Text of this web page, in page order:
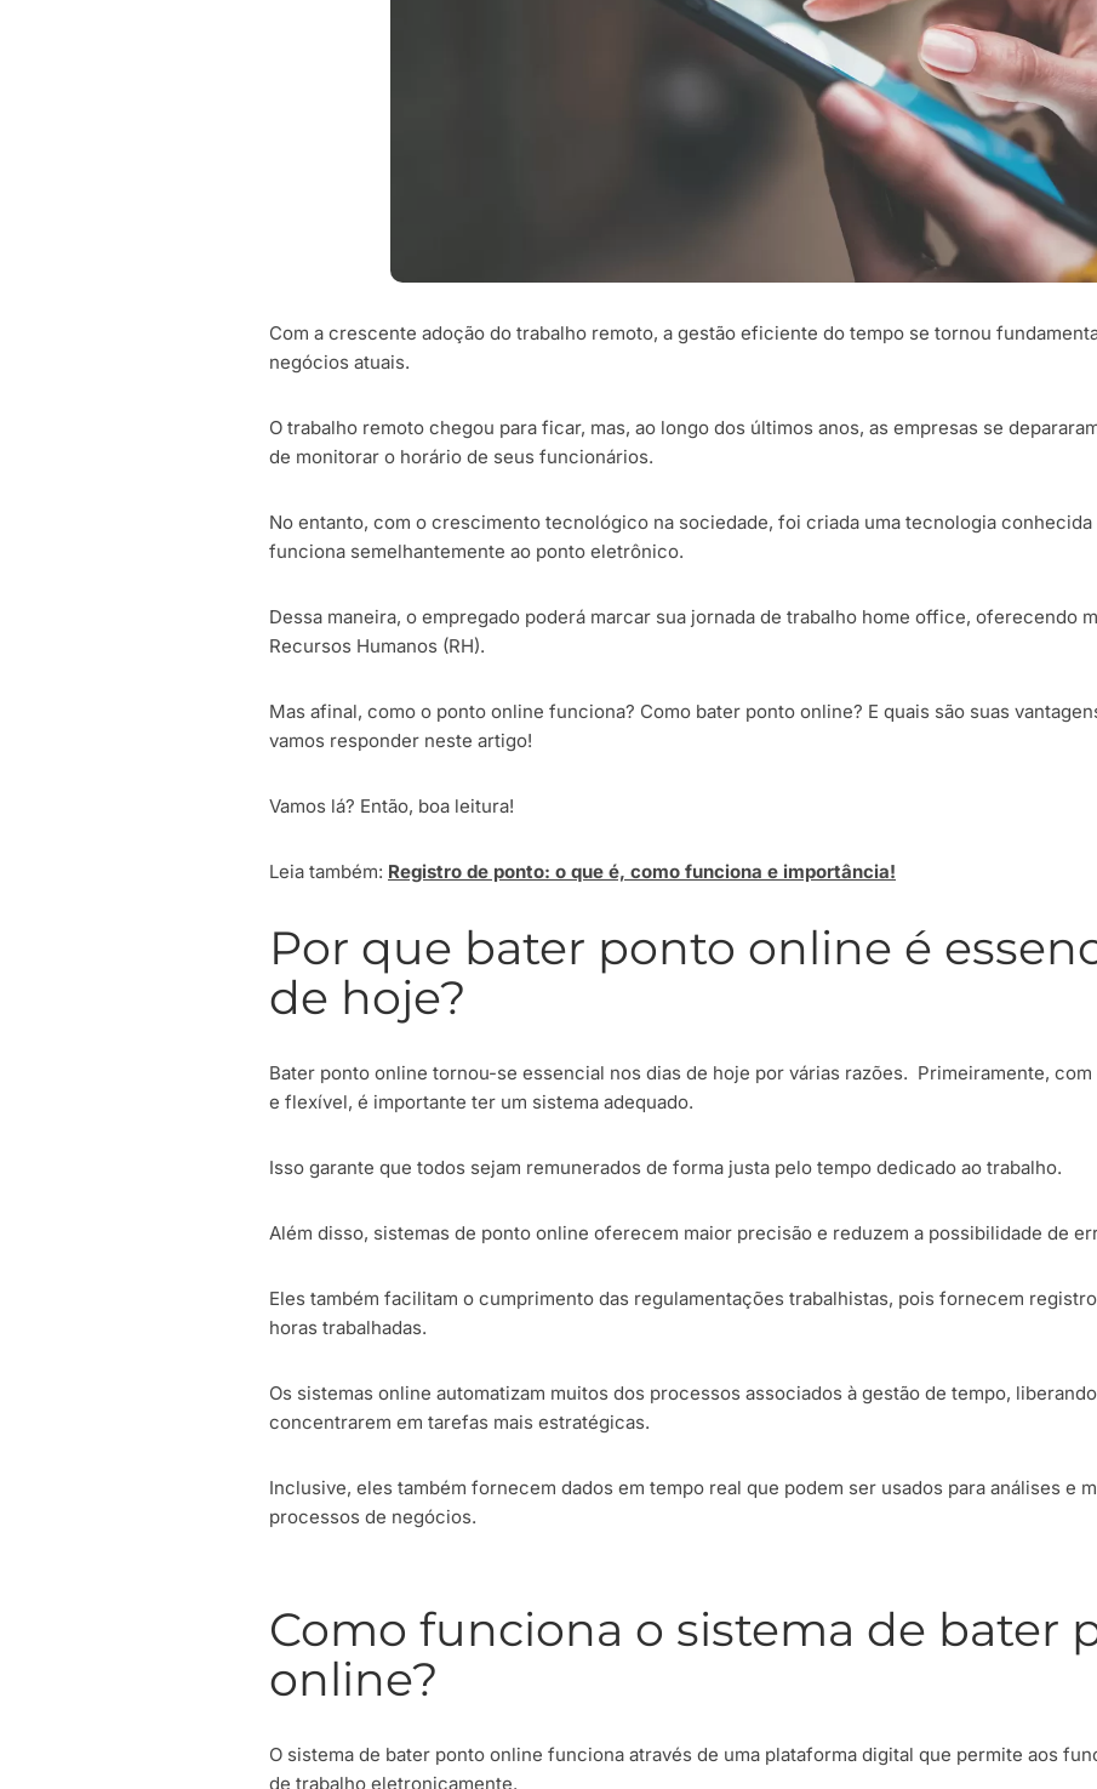
Com a crescente adoção do trabalho remoto, a gestão eficiente do tempo se tornou
negócios atuais.
O trabalho remoto chegou para ficar, mas, ao longo dos últimos anos, as empresas se
de monitorar o horário de seus funcionários.
No entanto, com o crescimento tecnológico na sociedade, foi criada uma tecnologia
funciona semelhantemente ao ponto eletrônico.
Dessa maneira, o empregado poderá marcar sua jornada de trabalho home office, oferecendo
Recursos Humanos (RH).
Mas afinal, como o ponto online funciona? Como bater ponto online? E quais são suas
vamos responder neste artigo!
Vamos lá? Então, boa leitura!
Leia também: Registro de ponto: o que é, como funciona e importância!
Por que bater ponto online é
de hoje?
Bater ponto online tornou-se essencial nos dias de hoje por várias razões. Primeiramente,
e flexível, é importante ter um sistema adequado.
Isso garante que todos sejam remunerados de forma justa pelo tempo dedicado ao trabalho.
Além disso, sistemas de ponto online oferecem maior precisão e reduzem a possibilidade de
Eles também facilitam o cumprimento das regulamentações trabalhistas, pois fornecem
horas trabalhadas.
Os sistemas online automatizam muitos dos processos associados à gestão de tempo,
concentrarem em tarefas mais estratégicas.
Inclusive, eles também fornecem dados em tempo real que podem ser usados para análises e
processos de negócios.
Como funciona o sistema de bater
online?
O sistema de bater ponto online funciona através de uma plataforma digital que permite aos
de trabalho eletronicamente.